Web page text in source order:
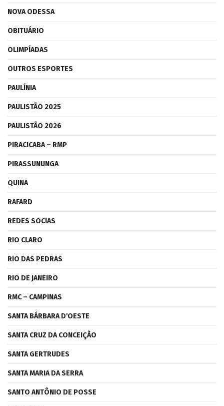
NOVA ODESSA
OBITUÁRIO
OLIMPÍADAS
OUTROS ESPORTES
PAULÍNIA
PAULISTÃO 2025
PAULISTÃO 2026
PIRACICABA – RMP
PIRASSUNUNGA
QUINA
RAFARD
REDES SOCIAS
RIO CLARO
RIO DAS PEDRAS
RIO DE JANEIRO
RMC – CAMPINAS
SANTA BÁRBARA D'OESTE
SANTA CRUZ DA CONCEIÇÃO
SANTA GERTRUDES
SANTA MARIA DA SERRA
SANTO ANTÔNIO DE POSSE